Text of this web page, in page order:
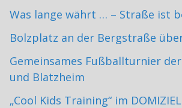
Was lange währt … – Straße ist
Bolzplatz an der Bergstraße
Gemeinsames Fußballturnier
und Blatzheim
„Cool Kids Training“ im DOMIZIEL